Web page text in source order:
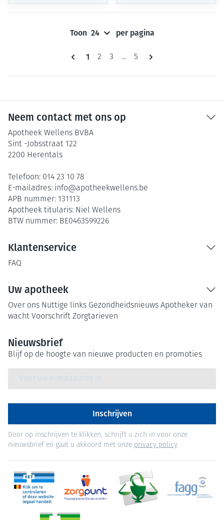
Pagina's
U lees momenteel pagina
1 Pagina
2 Pagina
3 ... Pagina
5
Toon per pagina
Neem contact met ons op
Apotheek Wellens BVBA
Sint -Jobsstraat 122
2200 Herentals
Telefoon: 014 23 10 78
E-mailadres: info@apotheekwellens.be
APB nummer: 131113
Apotheek titularis: Niel Wellens
BTW nummer: BE0463599226
Klantenservice
FAQ
Uw apotheek
Over ons Nuttige links Gezondheidsnieuws Apotheker van
wacht Voorschrift Zorgtarieven
Nieuwsbrief
Blijf op de hoogte van nieuwe producten en promoties
Inschrijven
Door op inschrijven te klikken, schrijft u zich in voor onze
nieuwsbrief en gaat u akkoord met onze privacy policy.